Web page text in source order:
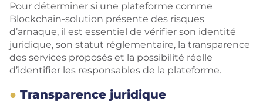
Pour déterminer si une plateforme comme
Blockchain-solution présente des risques
d’arnaque, il est essentiel de vérifier son identité
juridique, son statut réglementaire, la transparence
des services proposés et la possibilité réelle
d’identifier les responsables de la plateforme.
Transparence juridique